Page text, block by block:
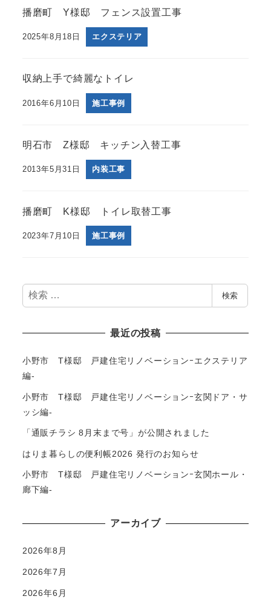
播磨町 Y様邸 フェンス設置工事
2025年8月18日 エクステリア
収納上手で綺麗なトイレ
2016年6月10日 施工事例
明石市 Z様邸 キッチン入替工事
2013年5月31日 内装工事
播磨町 K様邸 トイレ取替工事
2023年7月10日 施工事例
検
索
検索
最近の投稿
小野市 T様邸 戸建住宅リノベーションｰエクステリア
編-
小野市 T様邸 戸建住宅リノベーションｰ玄関ドア・サ
ッシ編-
「通販チラシ 8月末まで号」が公開されました
はりま暮らしの便利帳2026 発行のお知らせ
小野市 T様邸 戸建住宅リノベーションｰ玄関ホール・
廊下編-
アーカイブ
2026年8月
2026年7月
2026年6月